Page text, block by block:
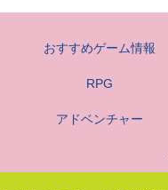
おすすめゲーム情報
RPG
アドベンチャー